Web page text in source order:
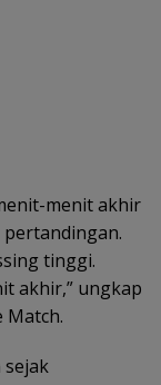
menit akhir
pertandingan.
tinggi.
akhir,” ungkap
Match.
sejak